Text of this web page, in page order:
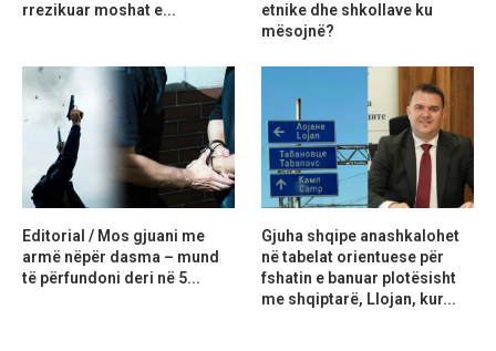
rrezikuar moshat e...
etnike dhe shkollave ku
mësojnë?
Editorial / Mos gjuani me
armë nëpër dasma – mund
të përfundoni deri në 5...
Gjuha shqipe anashkalohet
në tabelat orientuese për
fshatin e banuar plotësisht
me shqiptarë, Llojan, kur...